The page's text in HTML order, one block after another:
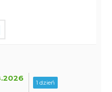
1 dzień